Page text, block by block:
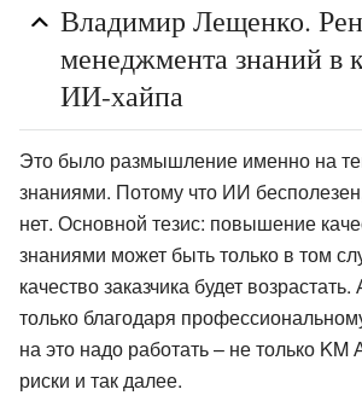
Владимир Лещенко.
менеджмента знаний в
ИИ-хайпа
Это было размышление именно на
знаниями. Потому что ИИ
нет. Основной тезис: повышение
знаниями может быть только в том
качество заказчика будет
только благодаря
на это надо работать – не только KM
риски и так далее.